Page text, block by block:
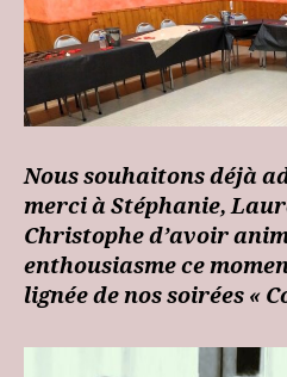
Nous souhaitons déjà
merci à Stéphanie,
Christophe d’avoir
enthousiasme ce
lignée de nos soirées «